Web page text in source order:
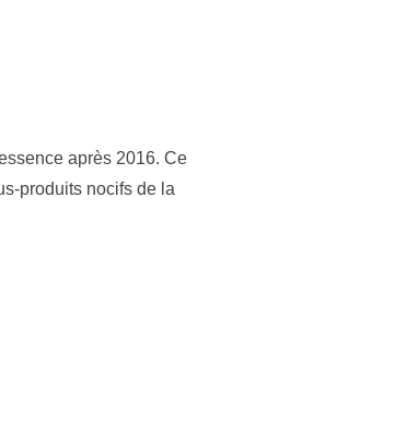
après 2016. Ce
produits nocifs de la